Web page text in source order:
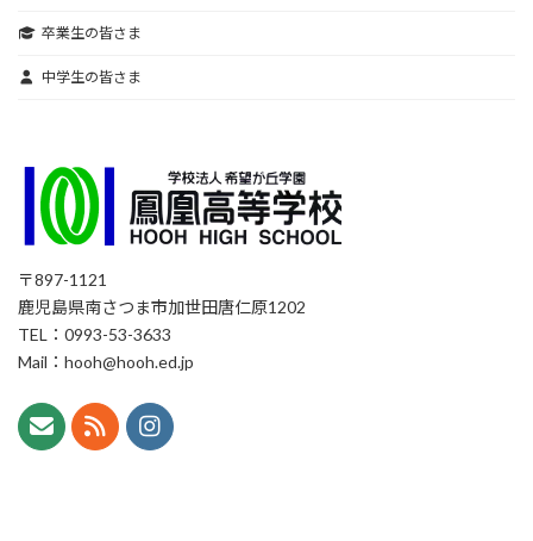
卒業生の皆さま
中学生の皆さま
〒897-1121
鹿児島県南さつま市加世田唐仁原1202
TEL：0993-53-3633
Mail：hooh@hooh.ed.jp